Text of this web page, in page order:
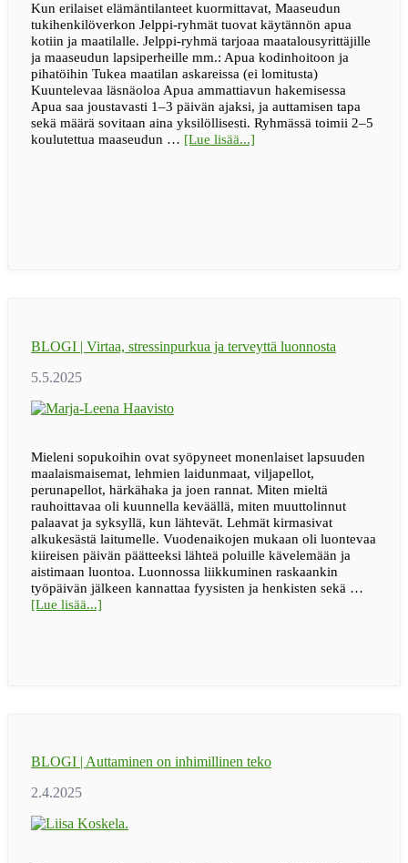
Kun erilaiset elämäntilanteet kuormittavat, Maaseudun
tukihenkilöverkon Jelppi-ryhmät tuovat käytännön apua
kotiin ja maatilalle. Jelppi-ryhmä tarjoaa maatalousyrittäjille
ja maaseudun lapsiperheille mm.: Apua kodinhoitoon ja
pihatöihin Tukea maatilan askareissa (ei lomitusta)
Kuuntelevaa läsnäoloa Apua ammattiavun hakemisessa
Apua saa joustavasti 1–3 päivän ajaksi, ja auttamisen tapa
sekä määrä sovitaan aina yksilöllisesti. Ryhmässä toimii 2–5
koulutettua maaseudun … [Lue lisää...]
BLOGI | Virtaa, stressinpurkua ja terveyttä luonnosta
Mieleni sopukoihin ovat syöpyneet monenlaiset lapsuuden
maalaismaisemat, lehmien laidunmaat, viljapellot,
perunapellot, härkähaka ja joen rannat. Miten mieltä
rauhoittavaa oli kuunnella keväällä, miten muuttolinnut
palaavat ja syksyllä, kun lähtevät. Lehmät kirmasivat
alkukesästä laitumelle. Vuodenaikojen mukaan oli luontevaa
kiireisen päivän päätteeksi lähteä poluille kävelemään ja
aistimaan luontoa. Luonnossa liikkuminen raskaankin
työpäivän jälkeen kannattaa fyysisten ja henkisten sekä …
[Lue lisää...]
BLOGI | Auttaminen on inhimillinen teko